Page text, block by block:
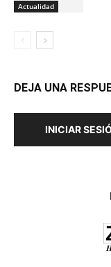
Actualidad
DEJA UNA
INICIAR